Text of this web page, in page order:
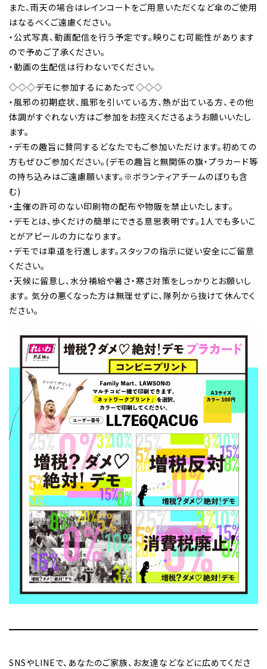
また、雨天の場合はレインコートをご用意いただくなど傘のご使用
はなるべくご遠慮ください。
・公式写真、動画配信を行う予定です。映りこむ可能性があります
ので予めご了承ください。
・動画の生配信は行わないでください。
◇◇◇デモに参加するにあたって◇◇◇
・風邪の初期症状、風邪を引いている方、熱が出ている方、その他
体調がすぐれない方はご参加をお控えくださるようお願いいたし
ます。
・デモの趣旨に賛同するどなたでもご参加いただけます。初めての
方もぜひご参加ください。(デモの趣旨と無関係の旗・プラカード等
の持ち込みはご遠慮願います。※ボランティアチームのぼりも含
む)
・主催の許可のない印刷物の配布や物販を禁止いたします。
・デモとは、歩くだけの簡単にできる意思表明です。1人でも多いこ
とがアピールの力になります。
・デモでは車道を行進します。スタッフの指示に従い安全にご留意
ください。
・天候に留意し、水分補給や暑さ・寒さ対策をしっかりとお願いし
ます。 気分の悪くなった方は無理せずに、隊列から抜けて休んでく
ださい。
SNSやLINEで、あなたのご家族、お友達などなどに広めてくださ